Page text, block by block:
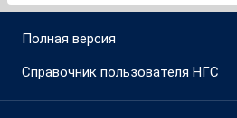
Полная версия
Справочник пользователя НГС